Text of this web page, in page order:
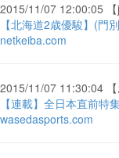
2015/11/07 12:00:05 【
【北海道2歳優駿】(門
netkeiba.com
2015/11/07 11:30:04 【
【連載】全日本直前特
wasedasports.com